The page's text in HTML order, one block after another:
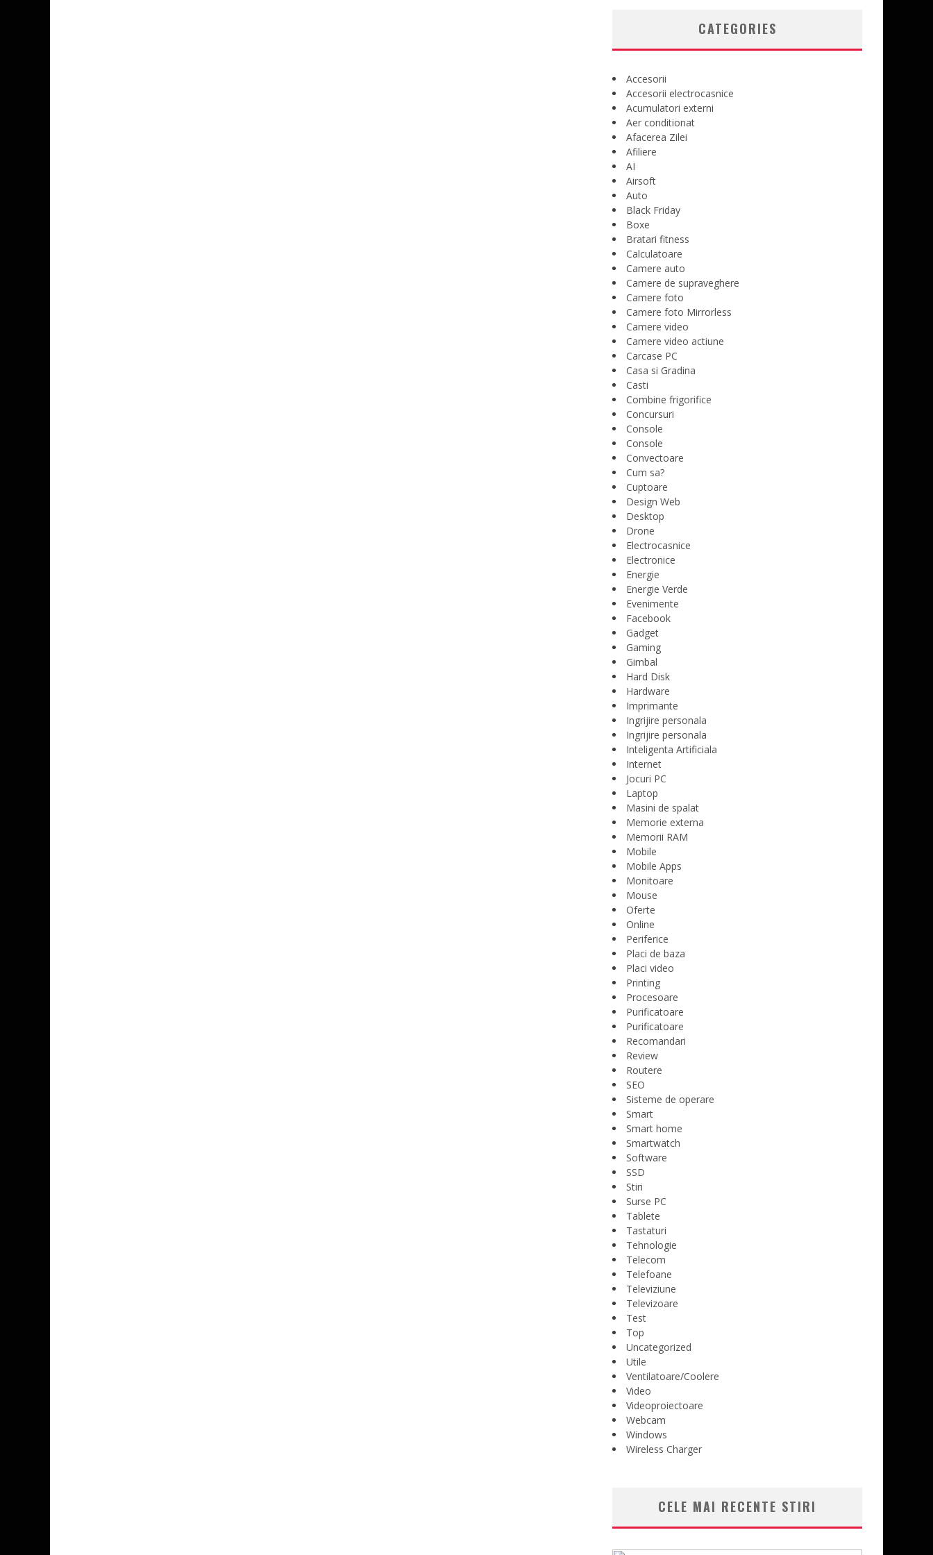
CATEGORIES
Accesorii
Accesorii electrocasnice
Acumulatori externi
Aer conditionat
Afacerea Zilei
Afiliere
AI
Airsoft
Auto
Black Friday
Boxe
Bratari fitness
Calculatoare
Camere auto
Camere de supraveghere
Camere foto
Camere foto Mirrorless
Camere video
Camere video actiune
Carcase PC
Casa si Gradina
Casti
Combine frigorifice
Concursuri
Console
Console
Convectoare
Cum sa?
Cuptoare
Design Web
Desktop
Drone
Electrocasnice
Electronice
Energie
Energie Verde
Evenimente
Facebook
Gadget
Gaming
Gimbal
Hard Disk
Hardware
Imprimante
Ingrijire personala
Ingrijire personala
Inteligenta Artificiala
Internet
Jocuri PC
Laptop
Masini de spalat
Memorie externa
Memorii RAM
Mobile
Mobile Apps
Monitoare
Mouse
Oferte
Online
Periferice
Placi de baza
Placi video
Printing
Procesoare
Purificatoare
Purificatoare
Recomandari
Review
Routere
SEO
Sisteme de operare
Smart
Smart home
Smartwatch
Software
SSD
Stiri
Surse PC
Tablete
Tastaturi
Tehnologie
Telecom
Telefoane
Televiziune
Televizoare
Test
Top
Uncategorized
Utile
Ventilatoare/Coolere
Video
Videoproiectoare
Webcam
Windows
Wireless Charger
CELE MAI RECENTE STIRI